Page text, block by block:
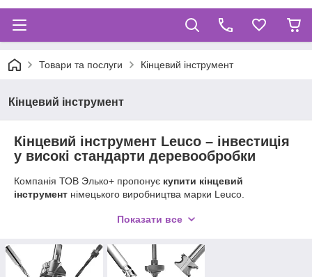
Товари та послуги Кінцевий інструмент
Кінцевий інструмент
Кінцевий інструмент Leuco – інвестиція
у високі стандарти деревообробки
Компанія ТОВ Элько+ пропонує купити кінцевий
інструмент німецького виробництва марки Leuco.
меблеві фабрики, підприємства сфери деревообробки.
Показати все